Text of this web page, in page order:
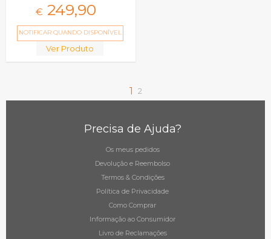
€ 249,90
NOTIFICAR QUANDO DISPONÍVEL
Ver Produto
1 2
Precisa de Ajuda?
Os meus pedidos
Devolução e Reembolso
Termos & Condições
Política de Privacidade
Como Comprar
Informação ao Consumidor
Livro de Reclamações